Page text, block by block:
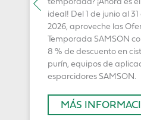
ideal! Del 1 de junio al
2026, aproveche las
Temporada SAMSON
8 % de descuento en
purín, equipos de
esparcidores SAMSON.
MÁS